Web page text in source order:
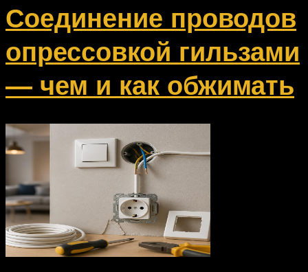
Соединение проводов
опрессовкой гильзами
— чем и как обжимать